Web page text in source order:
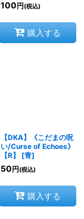
100 円 (税込)
購入する
【DKA】《こだまの呪
い/Curse of Echoes》
【R】
[青]
50 円 (税込)
購入する